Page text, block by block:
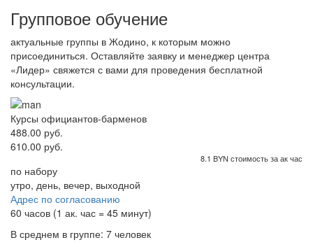
Групповое обучение
актуальные группы в Жодино, к которым можно
присоединиться. Оставляйте заявку и менеджер центра
«Лидер» свяжется с вами для проведения бесплатной
консультации.
Курсы официантов-барменов
488.00 руб.
610.00 руб.
8.1 BYN стоимость за ак час
по набору
утро, день, вечер, выходной
Адрес по согласованию
60 часов (1 ак. час = 45 минут)
В среднем в группе: 7 человек